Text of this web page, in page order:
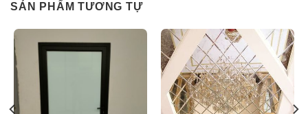
SẢN PHẨM TƯƠNG TỰ